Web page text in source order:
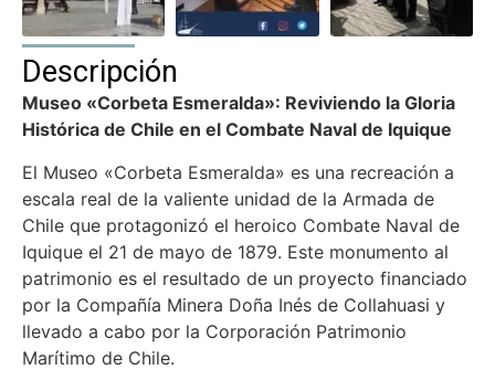
Descripción
Museo «Corbeta Esmeralda»: Reviviendo la Gloria
Histórica de Chile en el Combate Naval de Iquique
El Museo «Corbeta Esmeralda» es una recreación a
escala real de la valiente unidad de la Armada de
Chile que protagonizó el heroico Combate Naval de
Iquique el 21 de mayo de 1879. Este monumento al
patrimonio es el resultado de un proyecto financiado
por la Compañía Minera Doña Inés de Collahuasi y
llevado a cabo por la Corporación Patrimonio
Marítimo de Chile.